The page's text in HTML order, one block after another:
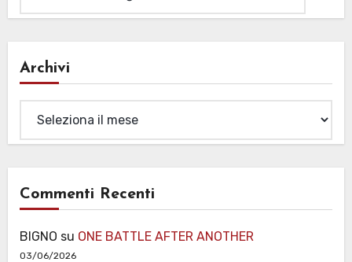
Archivi
Commenti Recenti
BIGNO su ONE BATTLE AFTER ANOTHER
03/06/2026